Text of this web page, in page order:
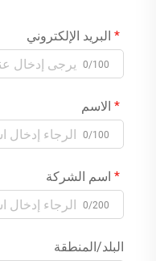
البريد الإلكتروني
0/100
الاسم
0/100
اسم الشركة
0/200
البلد/المنطقة